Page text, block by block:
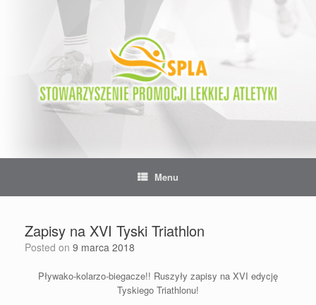
Menu
Zapisy na XVI Tyski Triathlon
Posted on 9 marca 2018
Pływako-kolarzo-biegacze!! Ruszyły zapisy na XVI edycję
Tyskiego Triathlonu!